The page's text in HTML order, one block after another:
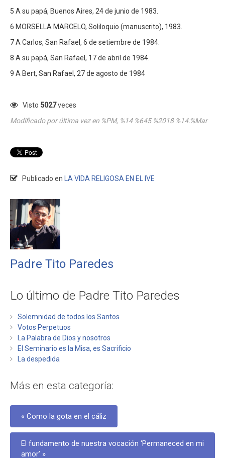
5 A su papá, Buenos Aires, 24 de junio de 1983.
6 MORSELLA MARCELO, Soliloquio (manuscrito), 1983.
7 A Carlos, San Rafael, 6 de setiembre de 1984.
8 A su papá, San Rafael, 17 de abril de 1984.
9 A Bert, San Rafael, 27 de agosto de 1984
Visto 5027veces
Modificado por última vez en %PM, %14 %645 %2018 %14:%Mar
Publicado en LA VIDA RELIGOSA EN EL IVE
Padre Tito Paredes
Lo último de Padre Tito Paredes
Solemnidad de todos los Santos
Votos Perpetuos
La Palabra de Dios y nosotros
El Seminario es la Misa, es Sacrificio
La despedida
Más en esta categoría:
« Como la gota en el cáliz
El fundamento de nuestra vocación ‘Permaneced en mi
amor’ »